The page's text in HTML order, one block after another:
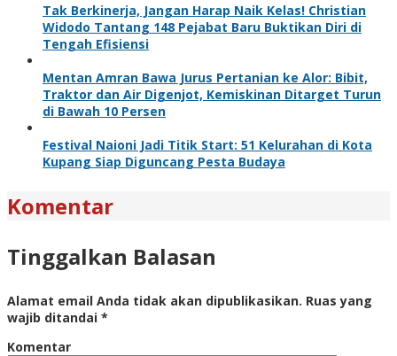
Tak Berkinerja, Jangan Harap Naik Kelas! Christian
Widodo Tantang 148 Pejabat Baru Buktikan Diri di
Tengah Efisiensi
Mentan Amran Bawa Jurus Pertanian ke Alor: Bibit,
Traktor dan Air Digenjot, Kemiskinan Ditarget Turun
di Bawah 10 Persen
Festival Naioni Jadi Titik Start: 51 Kelurahan di Kota
Kupang Siap Diguncang Pesta Budaya
Komentar
Tinggalkan Balasan
Alamat email Anda tidak akan dipublikasikan. Ruas yang
wajib ditandai *
Komentar